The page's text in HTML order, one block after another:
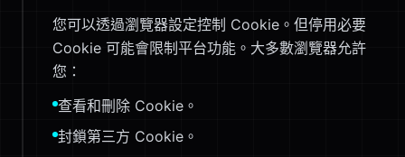
您可以透過瀏覽器設定控制 Cookie。但停用必要
Cookie 可能會限制平台功能。大多數瀏覽器允許
您：
查看和刪除 Cookie。
封鎖第三方 Cookie。